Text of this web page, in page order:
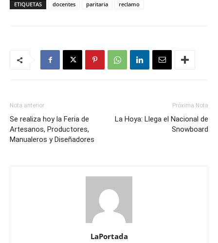
ETIQUETAS docentes paritaria reclamo
Nota anterior
Se realiza hoy la Feria de
Artesanos, Productores,
Manualeros y Diseñadores
Próxima Nota
La Hoya: Llega el Nacional de
Snowboard
LaPortada